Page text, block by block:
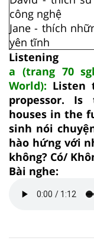
công nghệ
Jane - thích
yên tĩnh
Listening
a (trang 70
World): Listen
propessor.
houses in the
sinh nói
hào hứng với
không? Có/
Bài nghe: